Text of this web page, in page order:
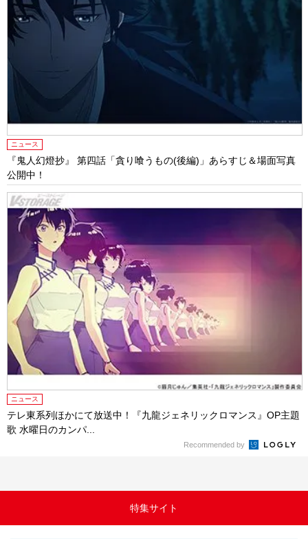
ニュース
『鬼人幻燈抄』 第四話「貪り喰うもの(後編)」あらすじ＆場面写真
公開中！
ニュース
テレ東系列ほかにて放送中！『九龍ジェネリックロマンス』OP主題
歌 水曜日のカンパ...
Recommended by
特集サイト